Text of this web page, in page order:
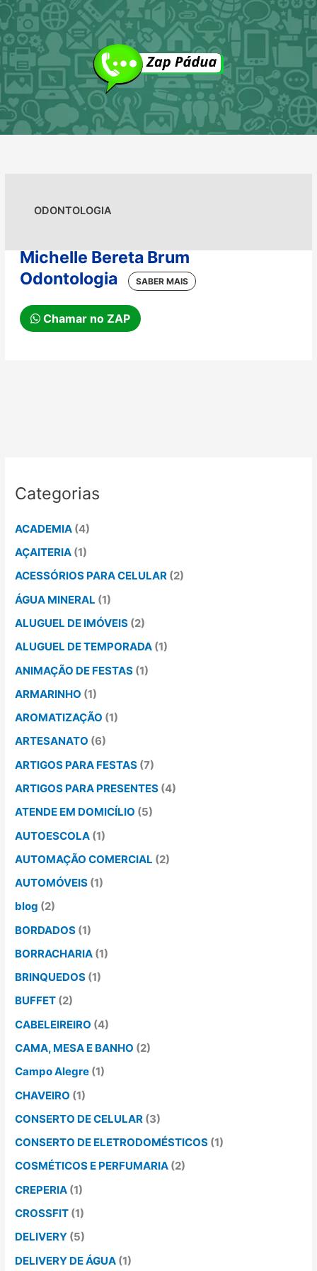
Ir
para
o
conteúdo
ODONTOLOGIA
Michelle Bereta Brum
Odontologia
Chamar no ZAP
Categorias
ACADEMIA (4)
AÇAITERIA (1)
ACESSÓRIOS PARA CELULAR (2)
ÁGUA MINERAL (1)
ALUGUEL DE IMÓVEIS (2)
ALUGUEL DE TEMPORADA (1)
ANIMAÇÃO DE FESTAS (1)
ARMARINHO (1)
AROMATIZAÇÃO (1)
ARTESANATO (6)
ARTIGOS PARA FESTAS (7)
ARTIGOS PARA PRESENTES (4)
ATENDE EM DOMICÍLIO (5)
AUTOESCOLA (1)
AUTOMAÇÃO COMERCIAL (2)
AUTOMÓVEIS (1)
blog (2)
BORDADOS (1)
BORRACHARIA (1)
BRINQUEDOS (1)
BUFFET (2)
CABELEIREIRO (4)
CAMA, MESA E BANHO (2)
Campo Alegre (1)
CHAVEIRO (1)
CONSERTO DE CELULAR (3)
CONSERTO DE ELETRODOMÉSTICOS (1)
COSMÉTICOS E PERFUMARIA (2)
CREPERIA (1)
CROSSFIT (1)
DELIVERY (5)
DELIVERY DE ÁGUA (1)